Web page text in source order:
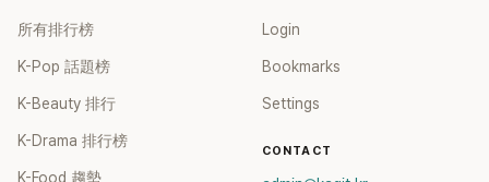
所有排行榜
K-Pop 話題榜
K-Beauty 排行
K-Drama 排行榜
K-Food 趨勢
Login
Bookmarks
Settings
CONTACT